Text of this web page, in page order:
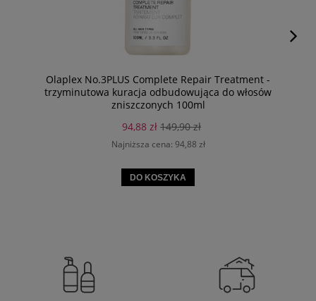
Olaplex No.3PLUS Complete Repair Treatment -
trzyminutowa kuracja odbudowująca do włosów
zniszczonych 100ml
94,88 zł 149,90 zł
Najniższa cena: 94,88 zł
DO KOSZYKA